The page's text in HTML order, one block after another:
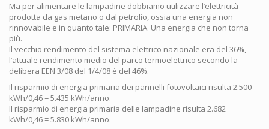
Ma per alimentare le lampadine dobbiamo utilizzare l’elettricità
prodotta da gas metano o dal petrolio, ossia una energia non
rinnovabile e in quanto tale: PRIMARIA. Una energia che non torna
più.
Il vecchio rendimento del sistema elettrico nazionale era del 36%,
l’attuale rendimento medio del parco termoelettrico secondo la
delibera EEN 3/08 del 1/4/08 è del 46%.
Il risparmio di energia primaria dei pannelli fotovoltaici risulta 2.500
kWh/0,46 = 5.435 kWh/anno.
Il risparmio di energia primaria delle lampadine risulta 2.682
kWh/0,46 = 5.830 kWh/anno.